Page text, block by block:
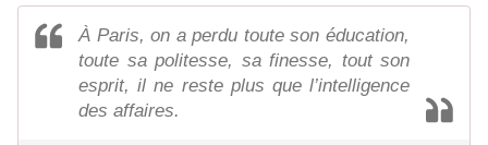
À Paris, on a perdu toute son éducation,
toute sa politesse, sa finesse, tout son
esprit, il ne reste plus que l’intelligence
des affaires.